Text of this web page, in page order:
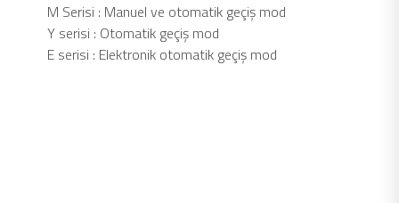
M Serisi : Manuel ve otomatik geçiş mod
Y serisi : Otomatik geçiş mod
E serisi : Elektronik otomatik geçiş mod